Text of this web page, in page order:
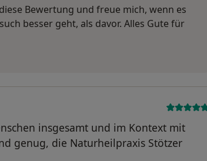
Bewertung und freue mich, wenn es
besser geht, als davor. Alles Gute für
insgesamt und im Kontext mit
genug, die Naturheilpraxis Stötzer